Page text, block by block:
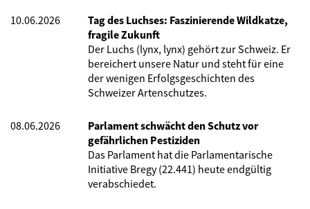
10.06.2026
Tag des Luchses: Faszinierende Wildkatze,
fragile Zukunft
Der Luchs (lynx, lynx) gehört zur Schweiz. Er
bereichert unsere Natur und steht für eine
der wenigen Erfolgsgeschichten des
Schweizer Artenschutzes.
08.06.2026
Parlament schwächt den Schutz vor
gefährlichen Pestiziden
Das Parlament hat die Parlamentarische
Initiative Bregy (22.441) heute endgültig
verabschiedet.